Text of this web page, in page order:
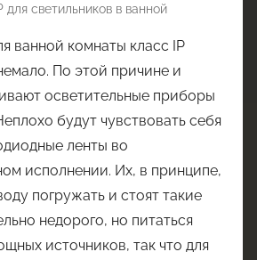
для светильников в ванной
ванной комнаты класс IP
По этой причине и
осветительные приборы
будут чувствовать себя
ленты во
исполнении. Их, в принципе,
погружать и стоят такие
недорого, но питаться
источников, так что для